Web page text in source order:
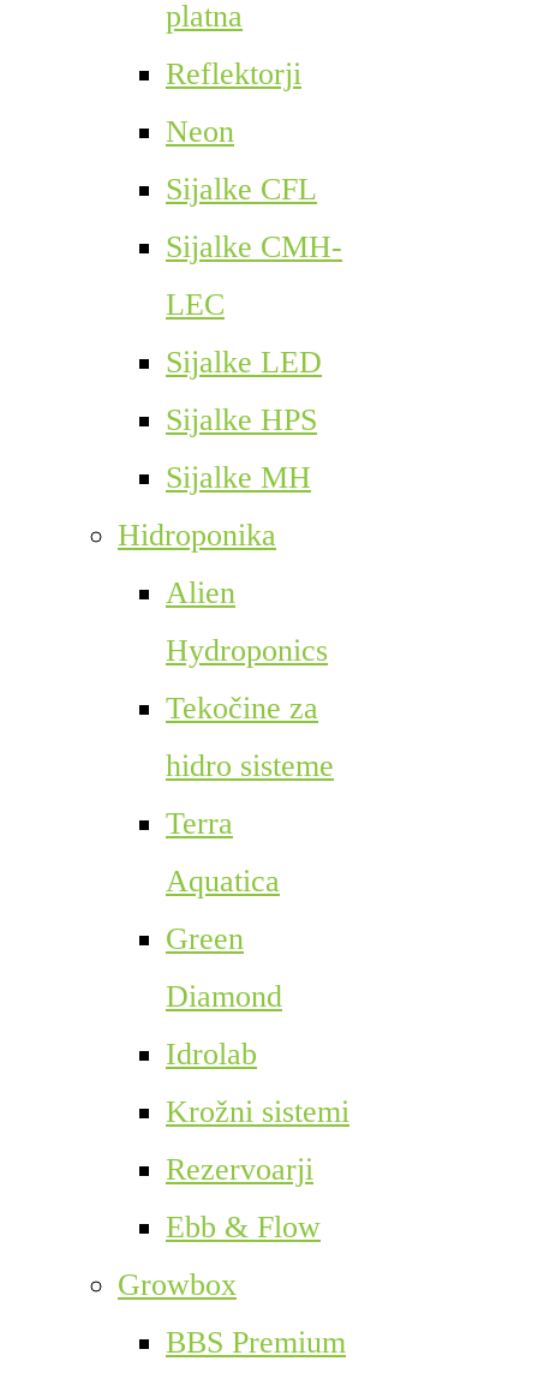
platna
Reflektorji
Neon
Sijalke CFL
Sijalke CMH-
LEC
Sijalke LED
Sijalke HPS
Sijalke MH
Hidroponika
Alien
Hydroponics
Tekočine za
hidro sisteme
Terra
Aquatica
Green
Diamond
Idrolab
Krožni sistemi
Rezervoarji
Ebb & Flow
Growbox
BBS Premium